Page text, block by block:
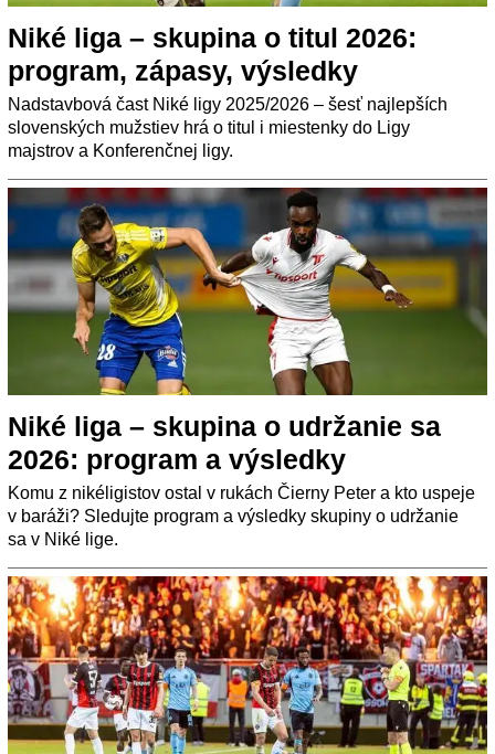
Niké liga – skupina o titul 2026:
program, zápasy, výsledky
Nadstavbová čast Niké ligy 2025/2026 – šesť najlepších
slovenských mužstiev hrá o titul i miestenky do Ligy
majstrov a Konferenčnej ligy.
Niké liga – skupina o udržanie sa
2026: program a výsledky
Komu z nikéligistov ostal v rukách Čierny Peter a kto uspeje
v baráži? Sledujte program a výsledky skupiny o udržanie
sa v Niké lige.